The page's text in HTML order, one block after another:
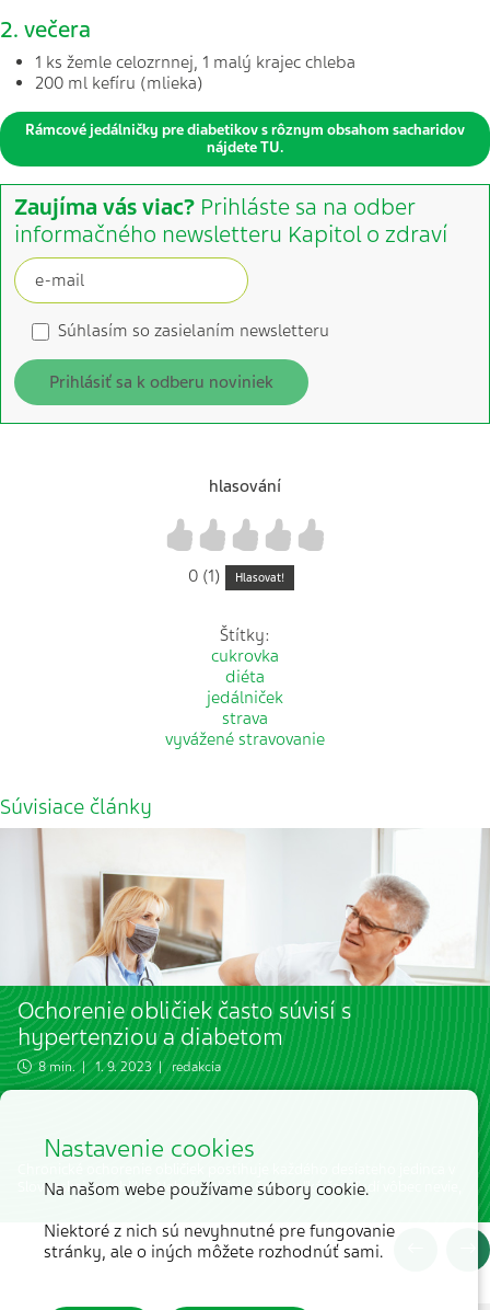
2. večera
1 ks žemle celozrnnej, 1 malý krajec chleba
200 ml kefíru (mlieka)
Rámcové jedálničky pre diabetikov s rôznym obsahom sacharidov
nájdete TU.
Zaujíma vás viac? Prihláste sa na odber
informačného newsletteru Kapitol o zdraví
Súhlasím so zasielaním newsletteru
Prihlásiť sa k odberu noviniek
hlasování
4
3
2
1
0 (1) Hlasovat!
Štítky:
cukrovka
diéta
jedálniček
strava
vyvážené stravovanie
Súvisiace články
Ochorenie obličiek často súvisí s
hypertenziou a diabetom
8 min. | 1. 9. 2023 | redakcia
Slovenskej republike. Nebolí, takže o ňom veľká časť ľudí vôbec nevie,
Nastavenie cookies
Na našom webe používame súbory cookie.
Niektoré z nich sú nevyhnutné pre fungovanie
stránky, ale o iných môžete rozhodnúť sami.